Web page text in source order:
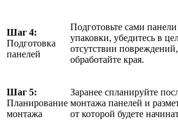
Шаг 4:
Подготовка
панелей
Подготовьте сами
упаковки, убедитесь в
отсутствии
обработайте края.
Шаг 5:
Планирование
монтажа
Заранее спланируйте
монтажа панелей и
от которой будете